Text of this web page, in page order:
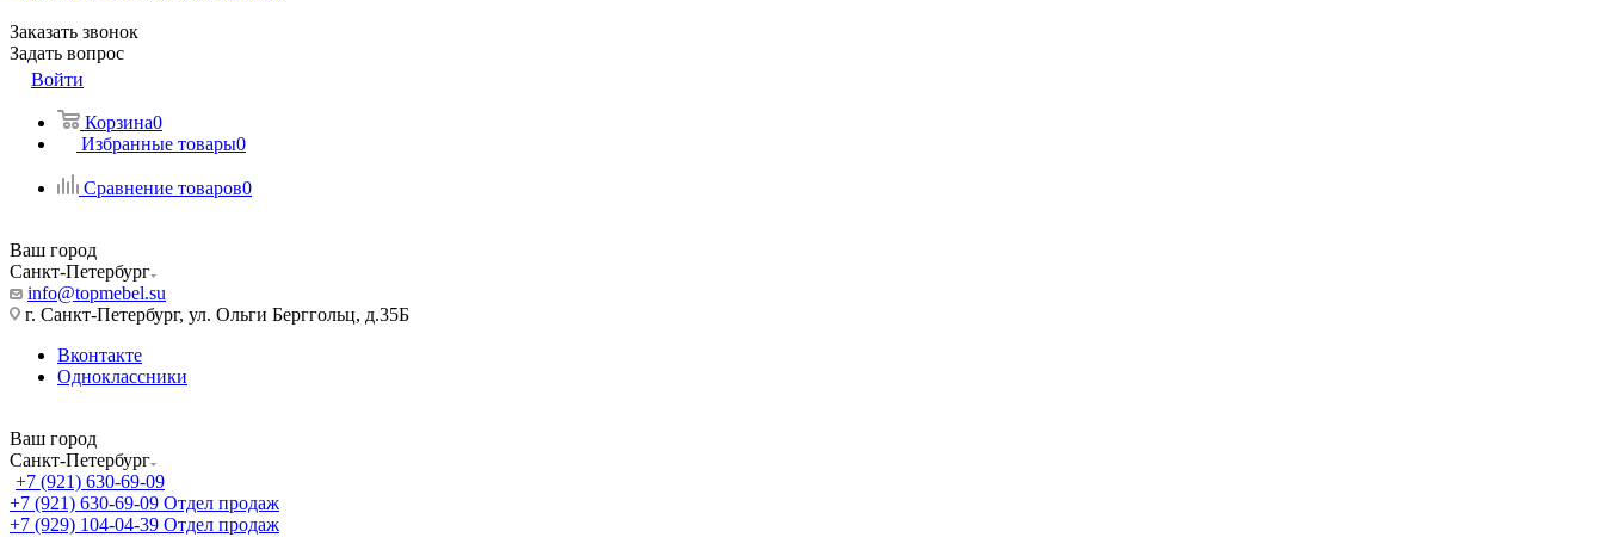
Заказать звонок
Задать вопрос
Войти
Корзина0
Избранные товары0
Сравнение товаров0
Ваш город
Санкт-Петербург
info@topmebel.su
г. Санкт-Петербург, ул. Ольги Берггольц, д.35Б
Вконтакте
Одноклассники
Ваш город
Санкт-Петербург
+7 (921) 630-69-09
+7 (921) 630-69-09 Отдел продаж
+7 (929) 104-04-39 Отдел продаж